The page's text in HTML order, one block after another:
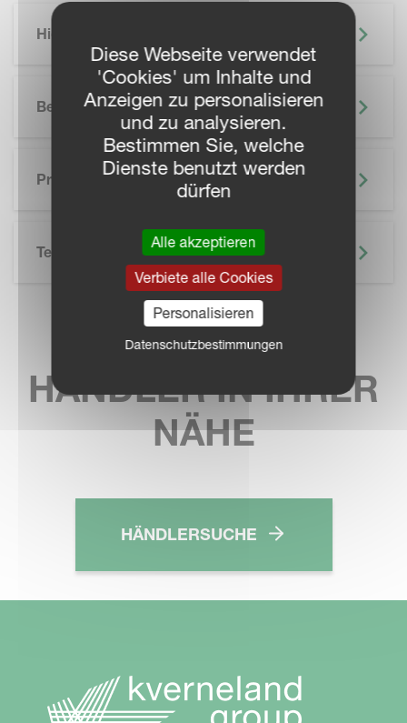
Highlights
Besonderheiten
Prospekte
SKIP BROCHURE
Technische Daten
KVERNELAND
HÄNDLER IN IHRER
NÄHE
HÄNDLERSUCHE
Diese Webseite verwendet
'Cookies' um Inhalte und
Anzeigen zu personalisieren
und zu analysieren.
Bestimmen Sie, welche
Dienste benutzt werden
dürfen
Alle akzeptieren
Verbiete alle Cookies
Personalisieren
Datenschutzbestimmungen